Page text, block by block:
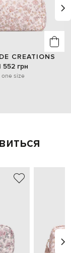
CREATIONS
552 грн
one size